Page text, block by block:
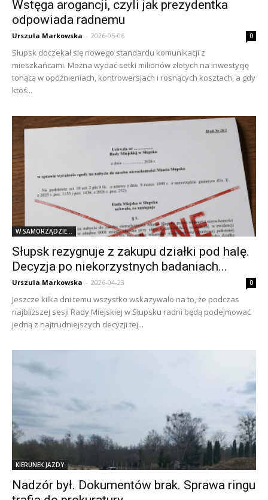
Wstęga arogancji, czyli jak prezydentka
odpowiada radnemu
Urszula Markowska - 2026-05-06 0
Słupsk doczekał się nowego standardu komunikacji z
mieszkańcami. Można wydać setki milionów złotych na inwestycję
tonącą w opóźnieniach, kontrowersjach i rosnących kosztach, a gdy
ktoś...
W SAMORZĄDZIE...
Słupsk rezygnuje z zakupu działki pod halę.
Decyzja po niekorzystnych badaniach...
Urszula Markowska - 2026-04-23 0
Jeszcze kilka dni temu wszystko wskazywało na to, że podczas
najbliższej sesji Rady Miejskiej w Słupsku radni będą podejmować
jedną z najtrudniejszych decyzji tej...
KIERUNEK JAZDY
Nadzór był. Dokumentów brak. Sprawa ringu